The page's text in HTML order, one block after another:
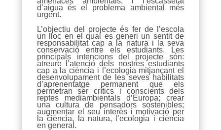
d’aigua és el problema ambiental més
urgent.
L’objectiu del projecte és fer de l’escola
un lloc en el qual es generi un sentit de
responsabilitat cap a la natura i la seva
conservació entre els estudiants. Les
principals intencions del projecte són:
atreure l’atenció dels nostres estudiants
cap a la ciència i l’ecologia mitjançant el
desenvolupament de les seves habilitats
d’aprenentatge permanent que els
permetran ser crítics i conscients dels
reptes mediambientals d’Europa; crear
una cultura de pensadors sostenibles;
augmentar el seu interès i motivació per
la ciència, la natura, l’ecologia i ciència
en general.